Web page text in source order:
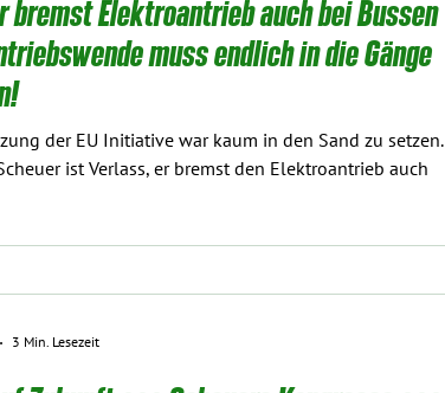
bremst Elektroantrieb auch bei Bussen
muss endlich in die Gänge
der EU Initiative war kaum in den Sand zu setzen.
3 Min. Lesezeit